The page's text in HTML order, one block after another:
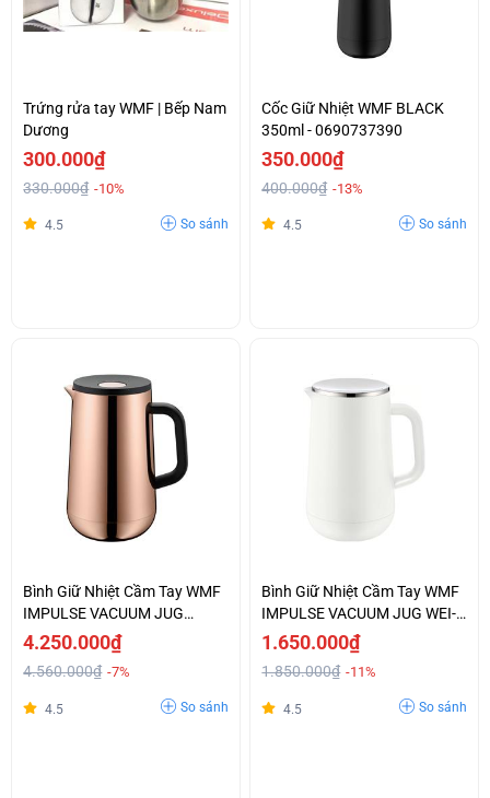
Trứng rửa tay WMF | Bếp Nam
Dương
300.000₫
330.000₫ -10%
4.5 So sánh
Cốc Giữ Nhiệt WMF BLACK
350ml - 0690737390
350.000₫
400.000₫ -13%
4.5 So sánh
Bình Giữ Nhiệt Cầm Tay WMF
IMPULSE VACUUM JUG
KUPFER-0690666600
4.250.000₫
4.560.000₫ -7%
4.5 So sánh
Bình Giữ Nhiệt Cầm Tay WMF
IMPULSE VACUUM JUG WEI-
0690707410
1.650.000₫
1.850.000₫ -11%
4.5 So sánh